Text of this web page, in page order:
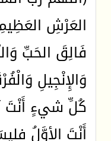
العَرْشِ
فَالِقَ الحَبِّ
وَالإِنْجِيلِ
كُلِّ شيءٍ أَنْتَ
أَنْتَ الأوَّلُ